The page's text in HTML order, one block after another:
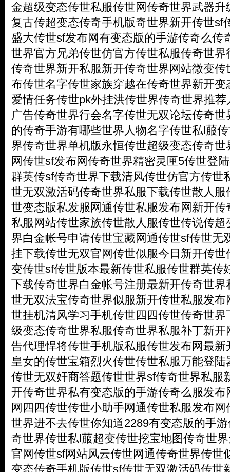
金超级变态传世私服传世网传奇世界武器
复古传超变态传奇手机版奇世界新开传世sf
盛大传世sf发布网有变态版的手游传奇么传
世界官方兄弟传世仿官方传世私服传奇世
传奇世界新开私服新开传奇世界网站微变
布传世名字传世家族穿越在传奇世界新开
爱情任务传世pk外挂洪传世界传奇世界推
广告传奇世界行会名字传世无双论坛传奇
的传奇手游有哪些世界人物名字传世私l菔
界传奇世界单机版永恒传世超级变态传奇
网传世sf发布网传奇世界精密灵匣5传世登
群英传sf传奇世界下载清风传世仿官方传世
世无双激活码传奇世界私服下载传世散人
世变态版私发服网通传世私服发布网新开
私服网站传世家族传世散人服传世传说传
界白金帐号申请传世宝藏网通传世sf传世无
挂下载传世无双官网传世似服今日新开传
变传世sf传世版本最新传世私服传世群英传
下载传奇世界白金帐号注册最新开传奇世
世无双法宝传奇世界似服新开传世私服发
世挂机清风学习手机传世四四传世传奇世
级变态传奇世界私服传奇世界私服补丁新
告代理悍将传世手机版私服传世发布网最
皇女的传世宝箱烈火传世传世私服万能登
传世无双奸商答题传世世界sf传奇世界私服
开传奇世界私有变态版的手游传奇么服发
网四四传世传世小助手网通传世私服发布
世界进不去传世你知道2289有变态版的手
奇世界传世私l菔超变传世挖宝地图传奇世
官网传世sf网站风云传世网通传奇世界传世
变态传奇手机版传世sf传世无双激活码传世